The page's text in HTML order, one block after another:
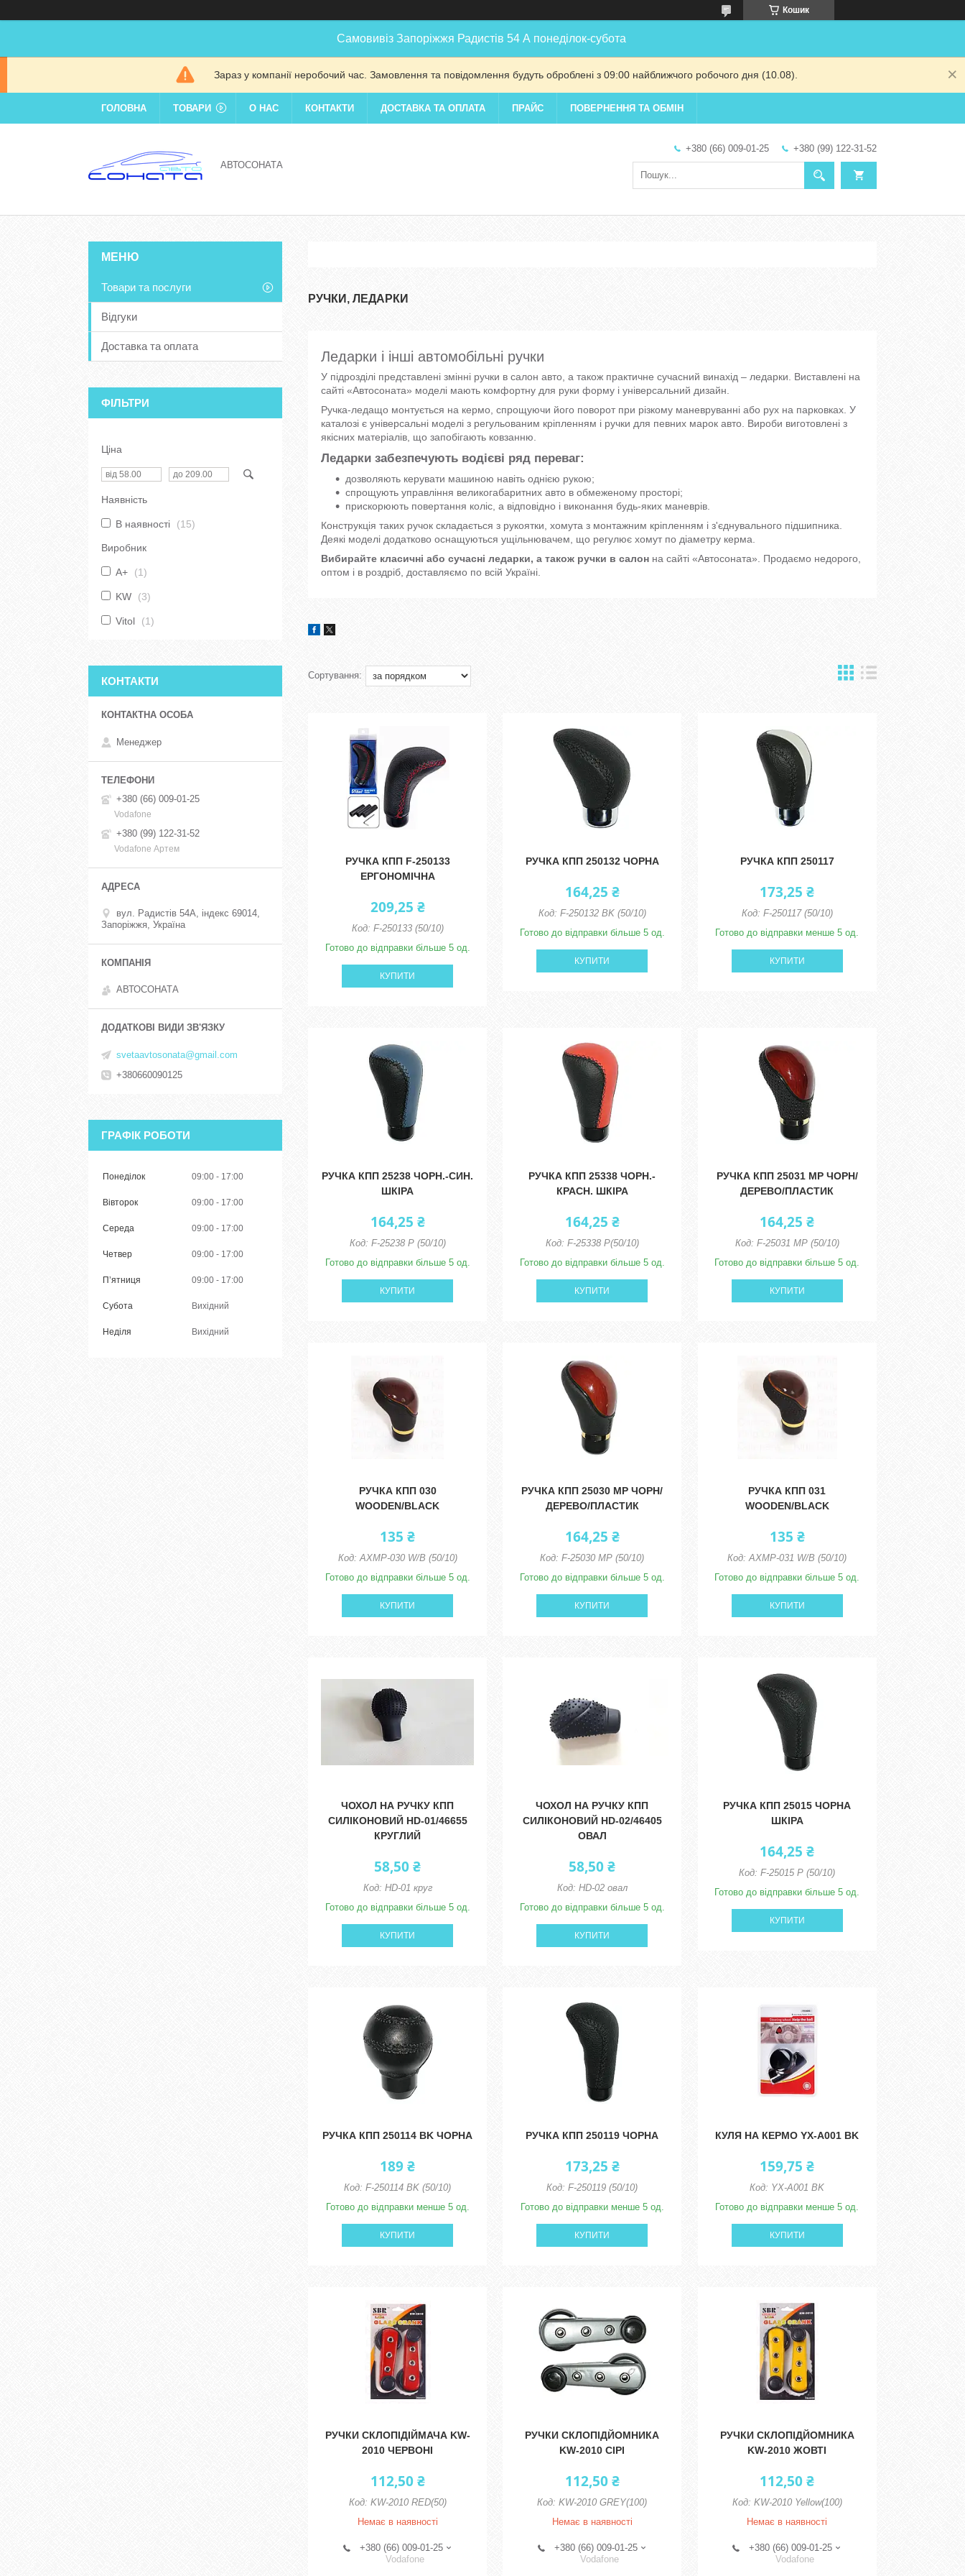
Кошик
Самовивіз Запоріжжя Радистів 54 А понеділок-субота
Зараз у компанії неробочий час. Замовлення та повідомлення будуть оброблені з 09:00 найближчого робочого дня (10.08).
ГОЛОВНА ТОВАРИ О НАС КОНТАКТИ ДОСТАВКА ТА ОПЛАТА ПРАЙС ПОВЕРНЕННЯ ТА ОБМІН
АВТОСОНАТА
+380 (66) 009-01-25 +380 (99) 122-31-52
РУЧКИ, ЛЕДАРКИ
Ледарки і інші автомобільні ручки
У підрозділі представлені змінні ручки в салон авто, а також практичне сучасний винахід – ледарки. Виставлені на
сайті «Автосоната» моделі мають комфортну для руки форму і універсальний дизайн.
Ручка-ледащо монтується на кермо, спрощуючи його поворот при різкому маневруванні або рух на парковках. У
каталозі є універсальні моделі з регульованим кріпленням і ручки для певних марок авто. Вироби виготовлені з
якісних матеріалів, що запобігають ковзанню.
Ледарки забезпечують водієві ряд переваг:
дозволяють керувати машиною навіть однією рукою;
спрощують управління великогабаритних авто в обмеженому просторі;
прискорюють повертання коліс, а відповідно і виконання будь-яких маневрів.
Конструкція таких ручок складається з рукоятки, хомута з монтажним кріпленням і з'єднувального підшипника.
Деякі моделі додатково оснащуються ущільнювачем, що регулює хомут по діаметру керма.
Вибирайте класичні або сучасні ледарки, а також ручки в салон на сайті «Автосоната». Продаємо недорого,
оптом і в роздріб, доставляємо по всій Україні.
РУЧКА КПП F-250133
ЕРГОНОМІЧНА
209,25 ₴
F-250133 (50/10)
Готово до відправки більше 5 од.
КУПИТИ
РУЧКА КПП 250132 ЧОРНА
164,25 ₴
F-250132 BK (50/10)
Готово до відправки більше 5 од.
КУПИТИ
РУЧКА КПП 250117
173,25 ₴
F-250117 (50/10)
Готово до відправки менше 5 од.
КУПИТИ
РУЧКА КПП 25238 ЧОРН.-СИН.
ШКІРА
164,25 ₴
F-25238 Р (50/10)
Готово до відправки більше 5 од.
КУПИТИ
РУЧКА КПП 25338 ЧОРН.-
КРАСН. ШКІРА
164,25 ₴
F-25338 Р(50/10)
Готово до відправки більше 5 од.
КУПИТИ
РУЧКА КПП 25031 MP ЧОРН/
ДЕРЕВО/ПЛАСТИК
164,25 ₴
F-25031 МР (50/10)
Готово до відправки більше 5 од.
КУПИТИ
РУЧКА КПП 030
WOODEN/BLACK
135 ₴
AXMP-030 W/B (50/10)
Готово до відправки більше 5 од.
КУПИТИ
РУЧКА КПП 25030 MP ЧОРН/
ДЕРЕВО/ПЛАСТИК
164,25 ₴
F-25030 MP (50/10)
Готово до відправки більше 5 од.
КУПИТИ
РУЧКА КПП 031
WOODEN/BLACK
135 ₴
AXMP-031 W/B (50/10)
Готово до відправки більше 5 од.
КУПИТИ
ЧОХОЛ НА РУЧКУ КПП
СИЛІКОНОВИЙ HD-01/46655
КРУГЛИЙ
58,50 ₴
HD-01 круг
Готово до відправки більше 5 од.
КУПИТИ
ЧОХОЛ НА РУЧКУ КПП
СИЛІКОНОВИЙ HD-02/46405
ОВАЛ
58,50 ₴
HD-02 овал
Готово до відправки більше 5 од.
КУПИТИ
РУЧКА КПП 25015 ЧОРНА
ШКІРА
164,25 ₴
F-25015 Р (50/10)
Готово до відправки більше 5 од.
КУПИТИ
РУЧКА КПП 250114 BK ЧОРНА
189 ₴
F-250114 BK (50/10)
Готово до відправки менше 5 од.
КУПИТИ
РУЧКА КПП 250119 ЧОРНА
173,25 ₴
F-250119 (50/10)
Готово до відправки менше 5 од.
КУПИТИ
КУЛЯ НА КЕРМО YX-A001 BK
159,75 ₴
YX-A001 BK
Готово до відправки менше 5 од.
КУПИТИ
РУЧКИ СКЛОПІДІЙМАЧА KW-
2010 ЧЕРВОНІ
112,50 ₴
KW-2010 RED(50)
Немає в наявності
+380 (66) 009-01-25
Vodafone
РУЧКИ СКЛОПІДЙОМНИКА
KW-2010 СІРІ
112,50 ₴
KW-2010 GREY(100)
Немає в наявності
+380 (66) 009-01-25
Vodafone
РУЧКИ СКЛОПІДЙОМНИКА
KW-2010 ЖОВТІ
112,50 ₴
KW-2010 Yellow(100)
Немає в наявності
+380 (66) 009-01-25
Vodafone
Товари та послуги
Відгуки
Доставка та оплата
ФІЛЬТРИ
Ціна
Наявність
В наявності 15
Виробник
A+ 1
KW 3
Vitol 1
КОНТАКТИ
Менеджер
+380 (66) 009-01-25
Vodafone
+380 (99) 122-31-52
Vodafone Артем
вул. Радистів 54А, індекс 69014,
Запоріжжя, Україна
АВТОСОНАТА
svetaavtosonata@gmail.com
+380660090125
ГРАФІК РОБОТИ
Понеділок 09:00 17:00
Вівторок 09:00 17:00
Середа 09:00 17:00
Четвер 09:00 17:00
Пʼятниця 09:00 17:00
Субота Вихідний
Неділя Вихідний